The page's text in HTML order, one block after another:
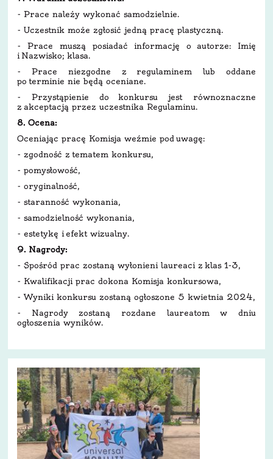
- Prace należy wykonać samodzielnie.
- Uczestnik może zgłosić jedną pracę plastyczną.
- Prace muszą posiadać informację o autorze: Imię
i Nazwisko; klasa.
- Prace niezgodne z regulaminem lub oddane
po terminie nie będą oceniane.
- Przystąpienie do konkursu jest równoznaczne
z akceptacją przez uczestnika Regulaminu.
8. Ocena:
Oceniając pracę Komisja weźmie pod uwagę:
- zgodność z tematem konkursu,
- pomysłowość,
- oryginalność,
- staranność wykonania,
- samodzielność wykonania,
- estetykę i efekt wizualny.
9. Nagrody:
- Spośród prac zostaną wyłonieni laureaci z klas 1-3,
- Kwalifikacji prac dokona Komisja konkursowa,
- Wyniki konkursu zostaną ogłoszone 5 kwietnia 2024,
- Nagrody zostaną rozdane laureatom w dniu
ogłoszenia wyników.